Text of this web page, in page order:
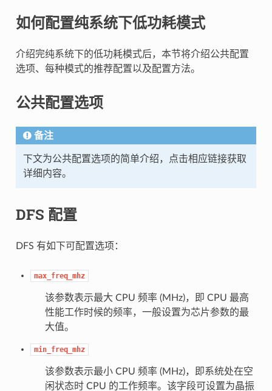
如何配置纯系统下低功耗模式
介绍完纯系统下的低功耗模式后，本节将介绍公共配置
选项、每种模式的推荐配置以及配置方法。
公共配置选项
备注
下文为公共配置选项的简单介绍，点击相应链接获取
详细内容。
DFS 配置
DFS 有如下可配置选项：
max_freq_mhz
该参数表示最大 CPU 频率 (MHz)，即 CPU 最高
性能工作时候的频率，一般设置为芯片参数的最
大值。
min_freq_mhz
该参数表示最小 CPU 频率 (MHz)，即系统处在空
闲状态时 CPU 的工作频率。该字段可设置为晶振